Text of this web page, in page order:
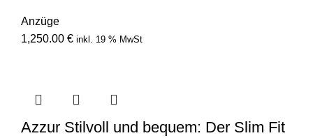
Anzüge
1,250.00 € inkl. 19 % MwSt
Azzur Stilvoll und bequem: Der Slim Fit